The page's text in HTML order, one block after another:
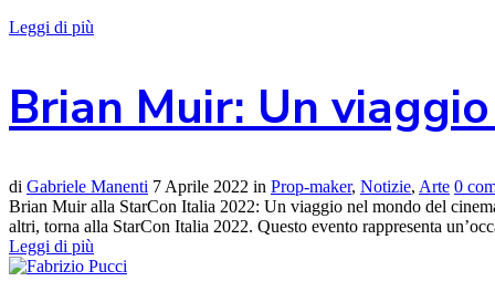
Leggi di più
Brian Muir: Un
di Gabriele Manenti 7 Aprile 2022 in Prop-maker, Notizie, Arte 0
Brian Muir alla StarCon Italia 2022: Un viaggio nel mondo del
altri, torna alla StarCon Italia 2022. Questo evento rappresenta
Leggi di più